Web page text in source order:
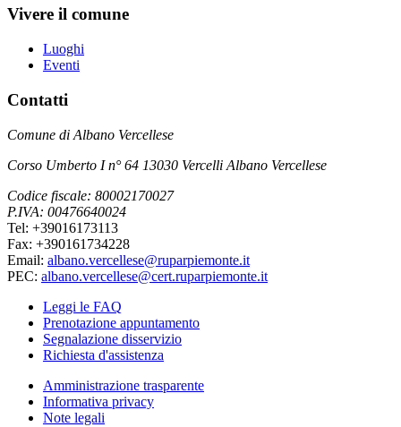
Vivere il comune
Luoghi
Eventi
Contatti
Comune di Albano Vercellese
Corso Umberto I n° 64 13030 Vercelli Albano Vercellese
Codice fiscale: 80002170027
P.IVA: 00476640024
Tel: +39016173113
Fax: +390161734228
Email: albano.vercellese@ruparpiemonte.it
PEC: albano.vercellese@cert.ruparpiemonte.it
Leggi le FAQ
Prenotazione appuntamento
Segnalazione disservizio
Richiesta d'assistenza
Amministrazione trasparente
Informativa privacy
Note legali